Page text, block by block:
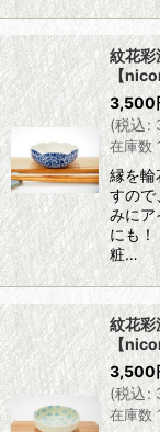
紋花
【
3,500
(税込:
在庫数
縁を輪
すので
みにア
にも
粧…
紋花
【
3,500
(税込:
在庫数